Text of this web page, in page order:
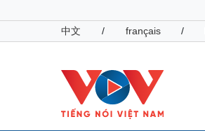
中文
/ français /